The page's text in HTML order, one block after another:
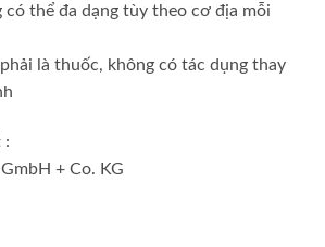
có thể đa dạng tùy theo cơ địa mỗi
là thuốc, không có tác dụng thay
:
+ Co. KG